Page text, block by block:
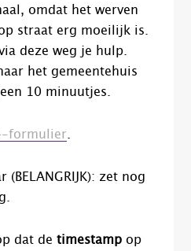
omdat het werven
straat erg moeilijk is.
deze weg je hulp.
het gemeentehuis
10 minuutjes.
formulier
zet nog
dat detimestampop